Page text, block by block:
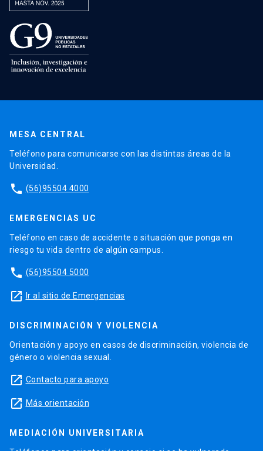
MESA CENTRAL
Teléfono para comunicarse con las distintas áreas de la
Universidad.
phone (56)95504 4000
EMERGENCIAS UC
Teléfono en caso de accidente o situación que ponga en
riesgo tu vida dentro de algún campus.
phone (56)95504 5000
launch Ir al sitio de Emergencias
DISCRIMINACIÓN Y VIOLENCIA
Orientación y apoyo en casos de discriminación, violencia de
género o violencia sexual.
launch Contacto para apoyo
launch Más orientación
MEDIACIÓN UNIVERSITARIA